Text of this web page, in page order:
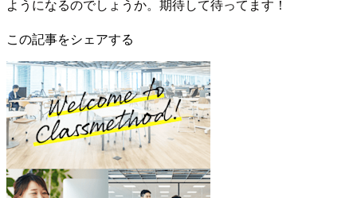
ようになるのでしょうか。期待して待ってます！
この記事をシェアする